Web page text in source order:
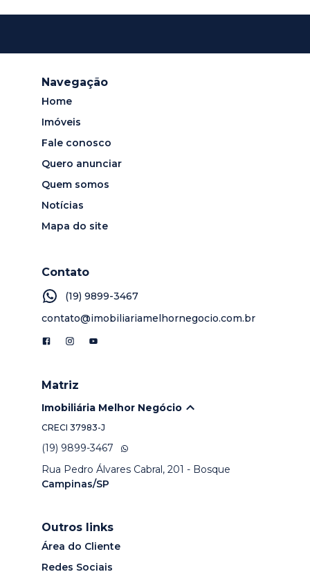
Navegação
Home
Imóveis
Fale conosco
Quero anunciar
Quem somos
Notícias
Mapa do site
Contato
(19) 9899-3467
contato@imobiliariamelhornegocio.com.br
Matriz
Imobiliária Melhor Negócio
CRECI 37983-J
(19) 9899-3467
Rua Pedro Álvares Cabral, 201 - Bosque
Campinas/SP
Outros links
Área do Cliente
Redes Sociais